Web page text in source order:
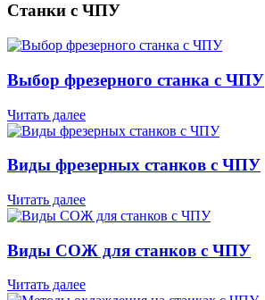
Станки с ЧПУ
Выбор фрезерного станка с ЧПУ
Читать далее
Виды фрезерных станков с ЧПУ
Читать далее
Виды СОЖ для станков с ЧПУ
Читать далее